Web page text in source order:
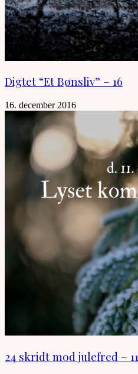
Digtet “Et Bønsliv” – 16
16. december 2016
24 skridt mod julefred – 11